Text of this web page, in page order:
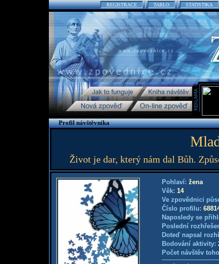
REGISTRACE TABLO STATISTIKA
Profil návštěvníka
Život je dar, který nám dal Bůh.
Pohlaví: žena
Věk: 14
Ve zpovědnici
Číslo profilu:
Naposledy se
Poslední
Doteď napsal
Bodování aktivity:
Počet návštěv